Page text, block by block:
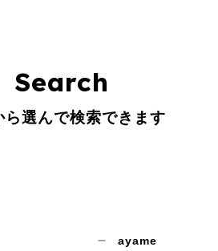
Search
ら選んで検索できます
ayame